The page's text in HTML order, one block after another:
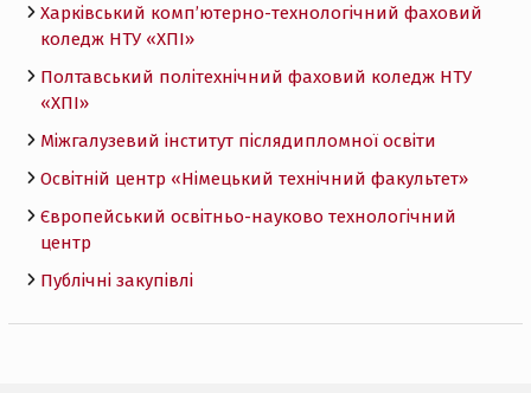
Харківський комп’ютерно-технологічний фаховий
коледж НТУ «ХПI»
Полтавський політехнічний фаховий коледж НТУ
«ХПI»
Міжгалузевий інститут післядипломної освіти
Освітній центр «Німецький технічний факультет»
Європейський освітньо-науково технологічний
центр
Публічні закупівлі